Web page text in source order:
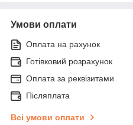
Умови оплати
Оплата на рахунок
Готівковий розрахунок
Оплата за реквізитами
Післяплата
Всі умови оплати